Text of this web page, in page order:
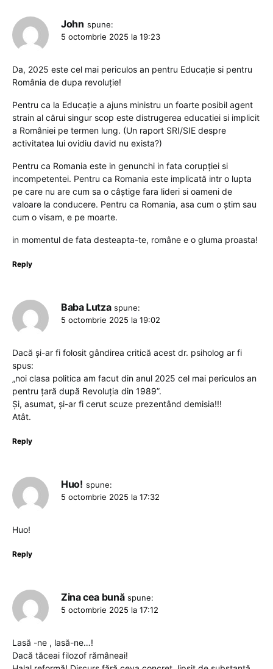
John spune:
5 octombrie 2025 la 19:23
Da, 2025 este cel mai periculos an pentru Educație si pentru
România de dupa revoluție!
Pentru ca la Educație a ajuns ministru un foarte posibil agent
strain al cărui singur scop este distrugerea educatiei si implicit
a României pe termen lung. (Un raport SRI/SIE despre
activitatea lui ovidiu david nu exista?)
Pentru ca Romania este in genunchi in fata corupției si
incompetentei. Pentru ca Romania este implicată intr o lupta
pe care nu are cum sa o câștige fara lideri si oameni de
valoare la conducere. Pentru ca Romania, asa cum o știm sau
cum o visam, e pe moarte.
in momentul de fata desteapta-te, române e o gluma proasta!
Reply
Baba Lutza spune:
5 octombrie 2025 la 19:02
Dacă şi-ar fi folosit gândirea critică acest dr. psiholog ar fi
spus:
„noi clasa politica am facut din anul 2025 cel mai periculos an
pentru țară după Revoluția din 1989”.
Şi, asumat, şi-ar fi cerut scuze prezentând demisia!!!
Atât.
Reply
Huo! spune:
5 octombrie 2025 la 17:32
Huo!
Reply
Zina cea bună spune:
5 octombrie 2025 la 17:12
Lasă -ne , lasă-ne…!
Dacă tăceai filozof rămâneai!